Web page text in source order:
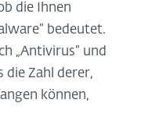
die Ihnen
bedeutet.
„Antivirus“ und
die Zahl derer,
können,